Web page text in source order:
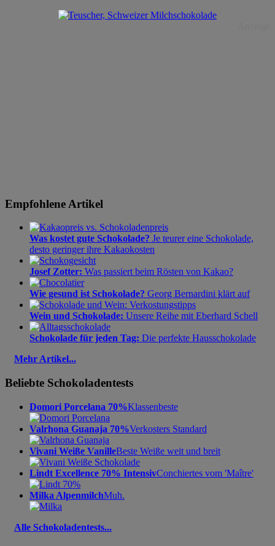
Empfohlene Artikel
Was kostet gute Schokolade? Je teurer eine Schokolade,
desto geringer ihre Kakaokosten
Josef Zotter: Was passiert beim Rösten von Kakao?
Wie gesund ist Schokolade? Georg Bernardini klärt auf
Wein und Schokolade: Unsere Reihe mit Eberhard Schell
Schokolade für jeden Tag: Die perfekte Hausschokolade
Mehr Artikel...
Beliebte Schokoladentests
Domori Porcelana 70%Klassenbeste
Valrhona Guanaja 70%Verkosters Standard
Vivani Weiße VanilleBeste Weiße weit und breit
Lindt Excellence 70% IntensivConchiertes vom 'Maître'
Milka AlpenmilchMuh.
Alle Schokoladentests...